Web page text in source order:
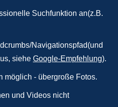
Suchfunktion an(z.B.
Navigationspfad(und
siehe Google-Empfehlung).
möglich - übergroße Fotos.
und Videos nicht